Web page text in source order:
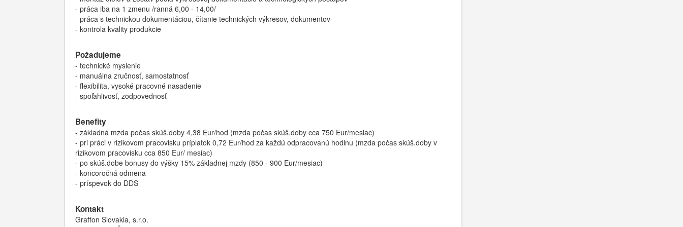
- práca iba na 1 zmenu /ranná 6,00 - 14,00/
- práca s technickou dokumentáciou, čítanie technických výkresov, dokumentov
- kontrola kvality produkcie
Požadujeme
- technické myslenie
- manuálna zručnosť, samostatnosť
- flexibilita, vysoké pracovné nasadenie
- spoľahlivosť, zodpovednosť
Benefity
- základná mzda počas skúš.doby 4,38 Eur/hod (mzda počas skúš.doby cca 750 Eur/mesiac)
- pri práci v rizikovom pracovisku príplatok 0,72 Eur/hod za každú odpracovanú hodinu (mzda počas skúš.doby v
rizikovom pracovisku cca 850 Eur/ mesiac)
- po skúš.dobe bonusy do výšky 15% základnej mzdy (850 - 900 Eur/mesiac)
- koncoročná odmena
- príspevok do DDS
Kontakt
Grafton Slovakia, s.r.o.